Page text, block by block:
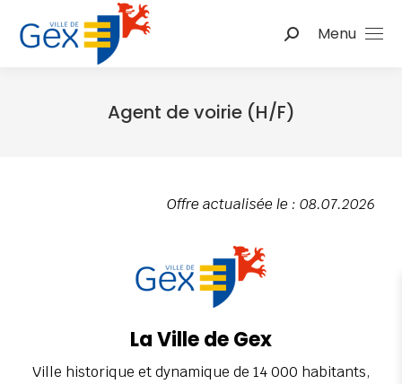
Menu
Agent de voirie (H/F)
Offre actualisée le : 08.07.2026
La Ville de Gex
Ville historique et dynamique de 14 000 habitants,